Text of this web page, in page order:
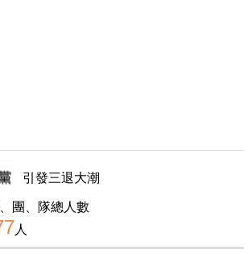
引發三退大潮
團、隊總人數
人